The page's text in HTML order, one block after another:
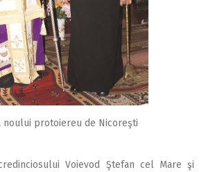
noului protoiereu de Nicoreşti
Voievod Ştefan cel Mare şi